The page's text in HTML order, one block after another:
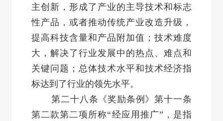
主创新，形成了产业的主导技术和标志
性产品，或者推动传统产业改造升级，
提高科技含量和产品附加值；技术难度
大，解决了行业发展中的热点、难点和
关键问题；总体技术水平和技术经济指
标达到了行业的领先水平。
第二十八条《奖励条例》第十一条
第二款第二项所称“经应用推广”，是指